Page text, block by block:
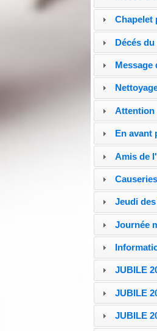
Chapelet
Décés du
Message
Attention
En avant
Amis de
Jeudi
Journée
JUBILE
JUBILE
JUBILE